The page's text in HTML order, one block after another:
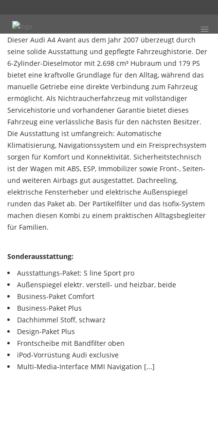
Dieser Audi A4 Avant aus dem Jahr 2007 überzeugt durch
seine solide Ausstattung und gepflegte Fahrzeughistorie. Der
6-Zylinder-Dieselmotor mit 2.698 cm³ Hubraum und 179 PS
bietet eine kraftvolle Grundlage für den Alltag, während das
manuelle Getriebe eine direkte Verbindung zum Fahrzeug
ermöglicht. Als Nichtraucherfahrzeug mit vollständiger
Servicehistorie und vorhandener Garantie bietet dieses
Fahrzeug eine verlässliche Basis für den nächsten Besitzer.
Die Ausstattung ist umfangreich: Automatische
Klimatisierung, Navigationssystem und ein Freisprechsystem
sorgen für Komfort und Konnektivität. Sicherheitstechnisch
ist der Wagen mit ABS, ESP, Immobilizer sowie Front-, Seiten-
und weiteren Airbags gut ausgestattet. Dachreeling,
elektrische Fensterheber und elektrische Außenspiegel
runden das Paket ab. Der Partikelfilter und das Isofix-System
machen diesen Kombi zu einem praktischen Alltagsbegleiter
für Familien.
Sonderausstattung:
Ausstattungs-Paket: S line Sport pro
Außenspiegel elektr. verstell- und heizbar, beide
Business-Paket Comfort
Business-Paket Plus
Dachhimmel Stoff, schwarz
Design-Paket Plus
Frontscheibe mit Bandfilter oben
iPod-Vorrüstung Audi exclusive
Multi-Media-Interface MMI Navigation [...]